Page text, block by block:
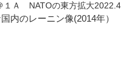
１Ａ NATOの東方拡大2022.4
内のレーニン像(2014年）